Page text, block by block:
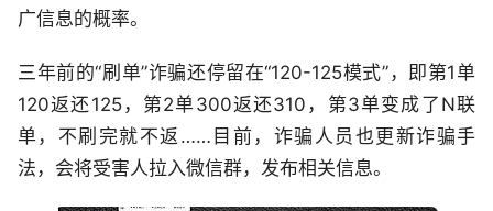
广信息的概率。
三年前的“刷单”诈骗还停留在“120-125模式”，即第1单
120返还125，第2单300返还310，第3单变成了N联
单，不刷完就不返……目前，诈骗人员也更新诈骗手
法，会将受害人拉入微信群，发布相关信息。